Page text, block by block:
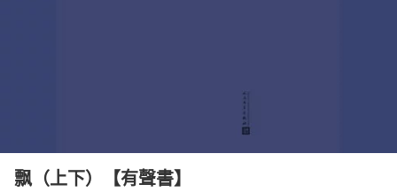
飘（上下）【有聲書】